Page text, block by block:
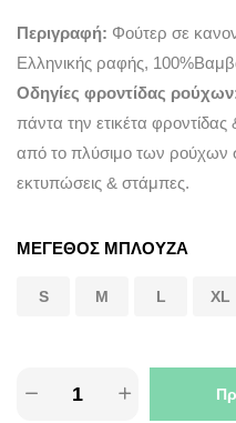
Περιγραφή: Φούτερ σε
Ελληνικής ραφής,
Οδηγίες φροντίδας
πάντα την ετικέτα φροντίδας
από το πλύσιμο των ρούχων
εκτυπώσεις & στάμπες.
ΜΕΓΕΘΟΣ ΜΠΛΟΥΖΑ
S M L XL